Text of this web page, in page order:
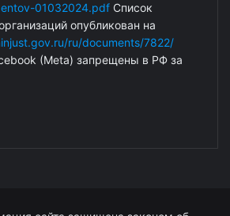
01032024.pdf Список
опубликован на
ru/documents/7822/
(Metа) запрещены в РФ за